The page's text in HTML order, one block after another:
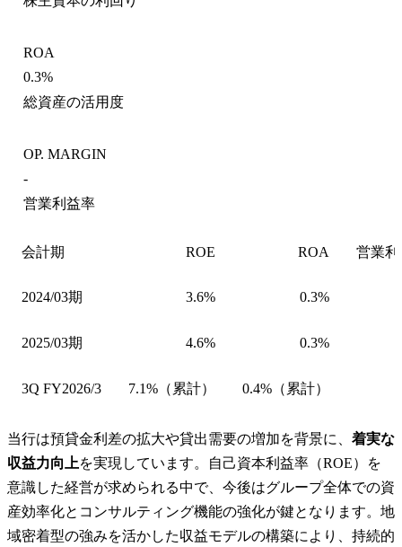
ROA
0.3%
総資産の活用度
OP. MARGIN
-
営業利益率
会計期 ROE ROA 営業
2024/03期 3.6% 0.3%
2025/03期 4.6% 0.3%
3Q FY2026/3 7.1%（累計） 0.4%（累計）
当行は預貸金利差の拡大や貸出需要の増加を背景に、 着実な
収益力向上を実現しています。自己資本利益率（ROE）を
意識した経営が求められる中で、今後はグループ全体での資
産効率化とコンサルティング機能の強化が鍵となります。地
域密着型の強みを活かした収益モデルの構築により、持続的